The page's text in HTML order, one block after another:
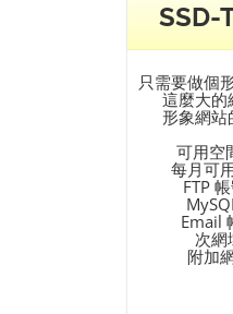
SSD-
只需要做個
這麼大的
形象網站
可用空
每月可
FTP
Email
次網
附加